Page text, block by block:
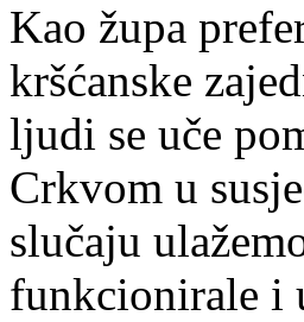
Kao župa
kršćanske
ljudi se uče
Crkvom u
slučaju
funkcionirale i